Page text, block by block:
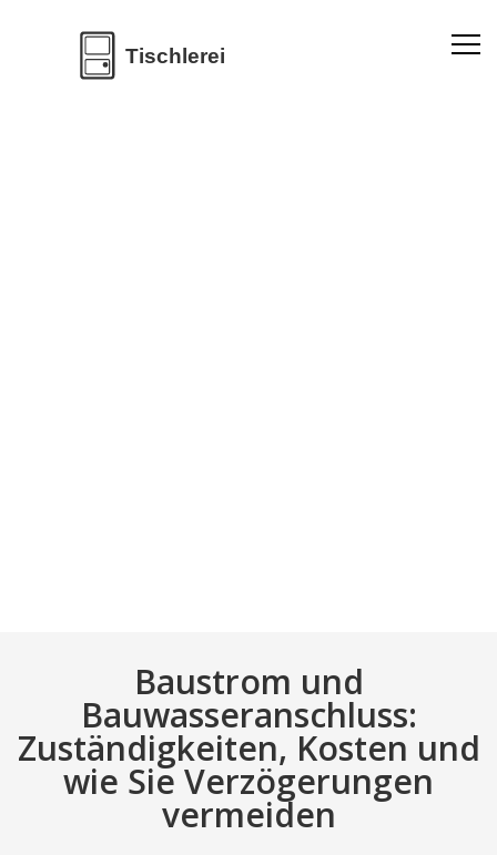
Baustrom und
Bauwasseranschluss:
Zuständigkeiten, Kosten und
wie Sie Verzögerungen
vermeiden